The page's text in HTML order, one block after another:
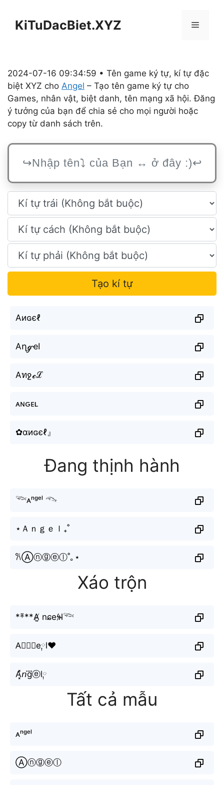
KiTuDacBiet.XYZ Menu
2024-07-16 09:34:59 • Tên game ký tự, kí tự đặc
biệt XYZ cho Angel – Tạo tên game ký tự cho
Games, nhân vật, biệt danh, tên mạng xã hội. Đăng
ý tưởng của bạn để chia sẻ cho mọi người hoặc
copy từ danh sách trên.
Tạo kí tự
Aиɢєℓ
AղℊҽӀ
Aทջℯℒ
ᴀɴԍᴇʟ
✿αиɢєℓ』
Đang thịnh hành
𓆝ᴀⁿᵍᵉˡ 𓆞
⋆Ａｎｇｅｌ₊˚
𐙚Ⓐⓝⓖⓔⓛ˚｡⋆
Xáo trộn
**߳**A̸̤̮ nɕeϟ̷l̴𓆝
A⃗𝙣𝚐e༙l♥
A͓̽𝘯g⃜ⓔl༙
Tất cả mẫu
ᴀⁿᵍᵉˡ
Ⓐⓝⓖⓔⓛ